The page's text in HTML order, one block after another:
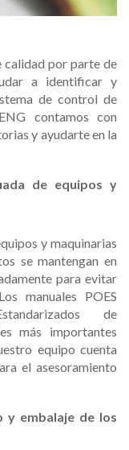
calidad por parte de
a identificar y
de control de
contamos con
y ayudarte en la
de equipos y
y maquinarias
se mantengan en
para evitar
manuales POES
de
más importantes
equipo cuenta
el asesoramiento
y embalaje de los